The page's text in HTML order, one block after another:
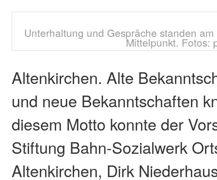
Unterhaltung und Gespräche standen
Mittelpunkt. Fotos:
Altenkirchen. Alte
und neue Bekanntschaften
diesem Motto konnte der
Stiftung Bahn-Sozialwerk
Altenkirchen, Dirk